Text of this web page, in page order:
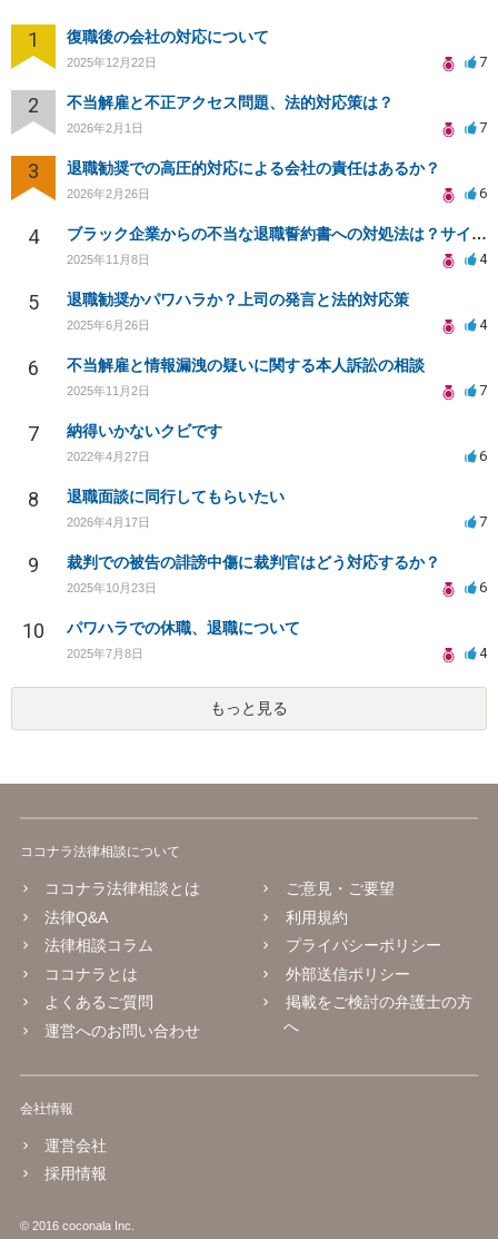
1 復職後の会社の対応について
2025年12月22日 7
2 不当解雇と不正アクセス問題、法的対応策は？
2026年2月1日 7
3 退職勧奨での高圧的対応による会社の責任はあるか？
2026年2月26日 6
4 ブラック企業からの不当な退職誓約書への対処法は？サインを断る方法は？
2025年11月8日 4
5 退職勧奨かパワハラか？上司の発言と法的対応策
2025年6月26日 4
6 不当解雇と情報漏洩の疑いに関する本人訴訟の相談
2025年11月2日 7
7 納得いかないクビです
2022年4月27日 6
8 退職面談に同行してもらいたい
2026年4月17日 7
9 裁判での被告の誹謗中傷に裁判官はどう対応するか？
2025年10月23日 6
10 パワハラでの休職、退職について
2025年7月8日 4
もっと見る
ココナラ法律相談について
ココナラ法律相談とは
法律Q&A
法律相談コラム
ココナラとは
よくあるご質問
運営へのお問い合わせ
ご意見・ご要望
利用規約
プライバシーポリシー
外部送信ポリシー
掲載をご検討の弁護士の方
へ
会社情報
運営会社
採用情報
© 2016 coconala Inc.